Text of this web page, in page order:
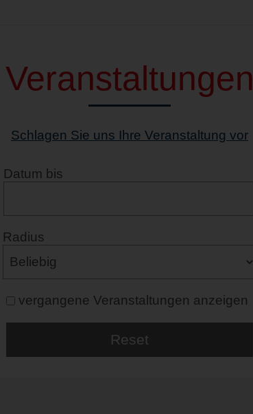
Veranstaltungen
Schlagen Sie uns Ihre Veranstaltung vor
Datum bis
Radius
vergangene Veranstaltungen anzeigen